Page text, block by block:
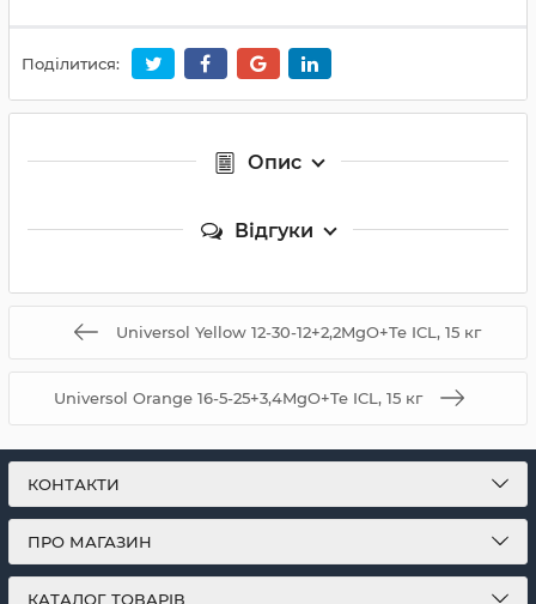
Поділитися:
Опис
Відгуки
Universol Yellow 12-30-12+2,2MgO+Te ICL, 15 кг
Universol Orange 16-5-25+3,4MgO+Te ICL, 15 кг
КОНТАКТИ
ПРО МАГАЗИН
КАТАЛОГ ТОВАРІВ